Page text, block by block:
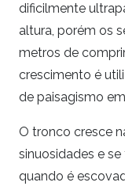
dificilmente
altura, porém os
metros de
crescimento é
de paisagismo
O tronco cresce
sinuosidades e
quando é